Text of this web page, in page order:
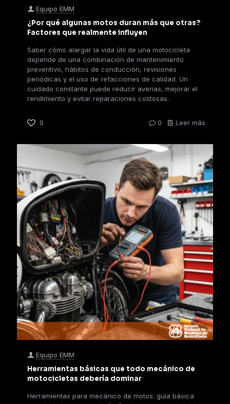
Equipo EMM
¿Por qué algunas motos duran más que otras?
Factores que realmente influyen
Saber cómo alargar la vida útil de una motocicleta
depende de una combinación de mantenimiento
preventivo, hábitos de conducción, revisiones
periódicas y el uso de refacciones de calidad. Un
cuidado constante puede reducir averías, mejorar el
rendimiento y evitar reparaciones costosas.
0 0 Leer más
Equipo EMM
Herramientas básicas que todo mecánico de
motocicletas debería dominar
Herramientas para mecánico de motos: guía básica